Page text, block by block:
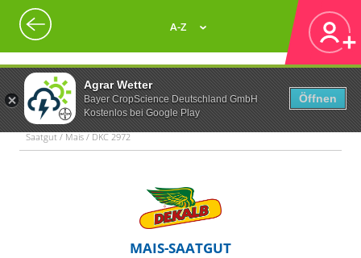
Agrar Wetter
Bayer CropScience Deutschland GmbH
Kostenlos bei Google Play
Öffnen
A-Z
Saatgut / Mais / DKC 2972
MAIS-SAATGUT